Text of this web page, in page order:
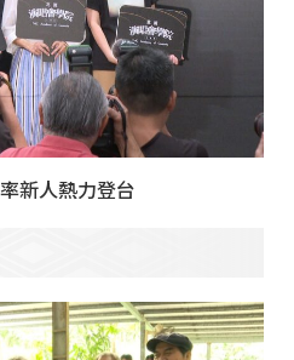
新人熱力登台